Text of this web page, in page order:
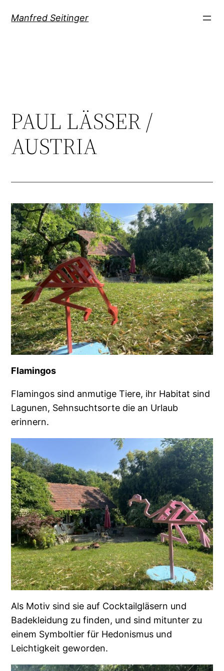
zumManfred Seitinger
PAUL LÄSSER /
AUSTRIA
Flamingos
Flamingos sind anmutige Tiere, ihr Habitat sind
Lagunen, Sehnsuchtsorte die an Urlaub
erinnern.
Als Motiv sind sie auf Cocktailgläsern und
Badekleidung zu finden, und sind mitunter zu
einem Symboltier für Hedonismus und
Leichtigkeit geworden.